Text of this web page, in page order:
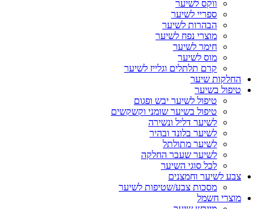
ווקס לשיער
ספריי לשיער
הבהרות לשיער
מוצרי נפח לשיער
חימר לשיער
מוס לשיער
קרם תלתלים וגלייז לשיער
החלקות שיער
טיפול בשיער
טיפול לשיער יבש ופגום
טיפול בשיער שומני וקשקשים
לשיער דליל ונשירה
לשיער בלונד ובהיר
לשיער מתולתל
לשיער שעבר החלקה
לכל סוגי השיער
צבע לשיער וחמצנים
מסכות צבע/שטיפות לשיער
מוצרי חשמל